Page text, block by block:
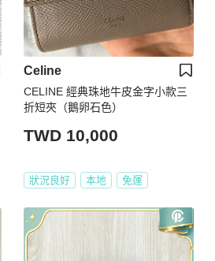
Celine
CELINE 經典珠地牛皮金字小款三
折短夾（鵝卵石色）
TWD 10,000
狀況良好 本地 免運